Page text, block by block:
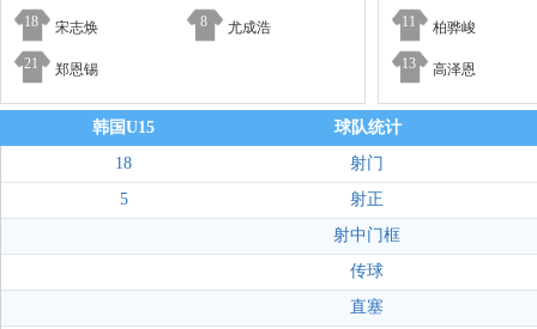
18 宋志焕 8 尤成浩
21 郑恩锡
11 柏骅峻
13 高泽恩
韩国U15
球队统计
18
射门
5
射正
射中门框
传球
直塞